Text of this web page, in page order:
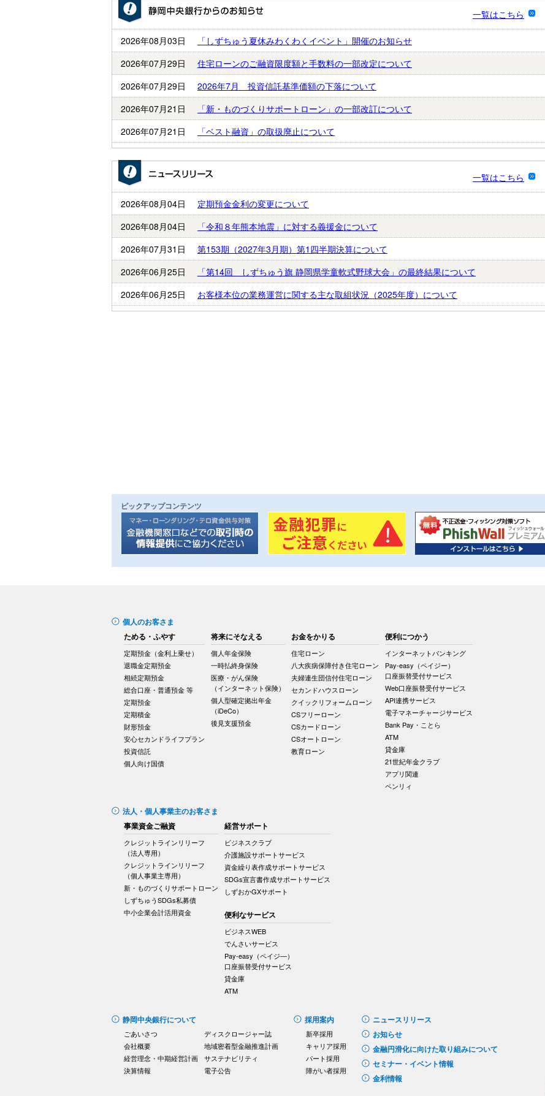
一覧はこちら
2026年08月03日
「しずちゅう夏休みわくわくイベント」開催のお知らせ
2026年07月29日
住宅ローンのご融資限度額と手数料の一部改定について
2026年07月29日
2026年7月 投資信託基準価額の下落について
2026年07月21日
「新・ものづくりサポートローン」の一部改訂について
2026年07月21日
「ベスト融資」の取扱廃止について
一覧はこちら
2026年08月04日
定期預金金利の変更について
2026年08月04日
「令和８年熊本地震」に対する義援金について
2026年07月31日
第153期（2027年3月期）第1四半期決算について
2026年06月25日
「第14回 しずちゅう旗 静岡県学童軟式野球大会」の最終結果について
2026年06月25日
お客様本位の業務運営に関する主な取組状況（2025年度）について
ピックアップコンテンツ
個人のお客さま
ためる・ふやす
定期預金（金利上乗せ）
退職金定期預金
相続定期預金
総合口座・普通預金 等
定期預金
定期積金
財形預金
安心セカンドライフプラン
投資信託
個人向け国債
将来にそなえる
個人年金保険
一時払終身保険
医療・がん保険
（インターネット保険）
個人型確定拠出年金
（iDeCo）
後見支援預金
お金をかりる
住宅ローン
八大疾病保障付き住宅ローン
夫婦連生団信付住宅ローン
セカンドハウスローン
クイックリフォームローン
CSフリーローン
CSカードローン
CSオートローン
教育ローン
便利につかう
インターネットバンキング
Pay-easy（ペイジー）
口座振替受付サービス
Web口座振替受付サービス
API連携サービス
電子マネーチャージサービス
Bank Pay・ことら
ATM
貸金庫
21世紀年金クラブ
アプリ関連
ペンリィ
法人・個人事業主のお客さま
事業資金ご融資
クレジットラインリリーフ
（法人専用）
クレジットラインリリーフ
（個人事業主専用）
新・ものづくりサポートローン
しずちゅうSDGs私募債
中小企業会計活用資金
経営サポート
ビジネスクラブ
介護施設サポートサービス
資金繰り表作成サポートサービス
SDGs宣言書作成サポートサービス
しずおかGXサポート
便利なサービス
ビジネスWEB
でんさいサービス
Pay-easy（ペイジ―）
口座振替受付サービス
貸金庫
ATM
静岡中央銀行について
ごあいさつ
会社概要
経営理念・中期経営計画
決算情報
ディスクロージャー誌
地域密着型金融推進計画
サステナビリティ
電子公告
採用案内
新卒採用
キャリア採用
パート採用
障がい者採用
ニュースリリース
お知らせ
金融円滑化に向けた取り組みについて
セミナー・イベント情報
金利情報